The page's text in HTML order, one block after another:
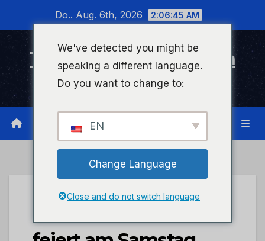
wechseln
Do.. Aug. 6th, 2026 2:06:46 AM
Timeline Bad Kreuznach
Infonetzwerk für Bad Kreuznach
STADTKREUZNACH
Das Pariser Viertel
We've detected you might be
speaking a different language.
Do you want to change to:
EN
Change Language
Close and do not switch language